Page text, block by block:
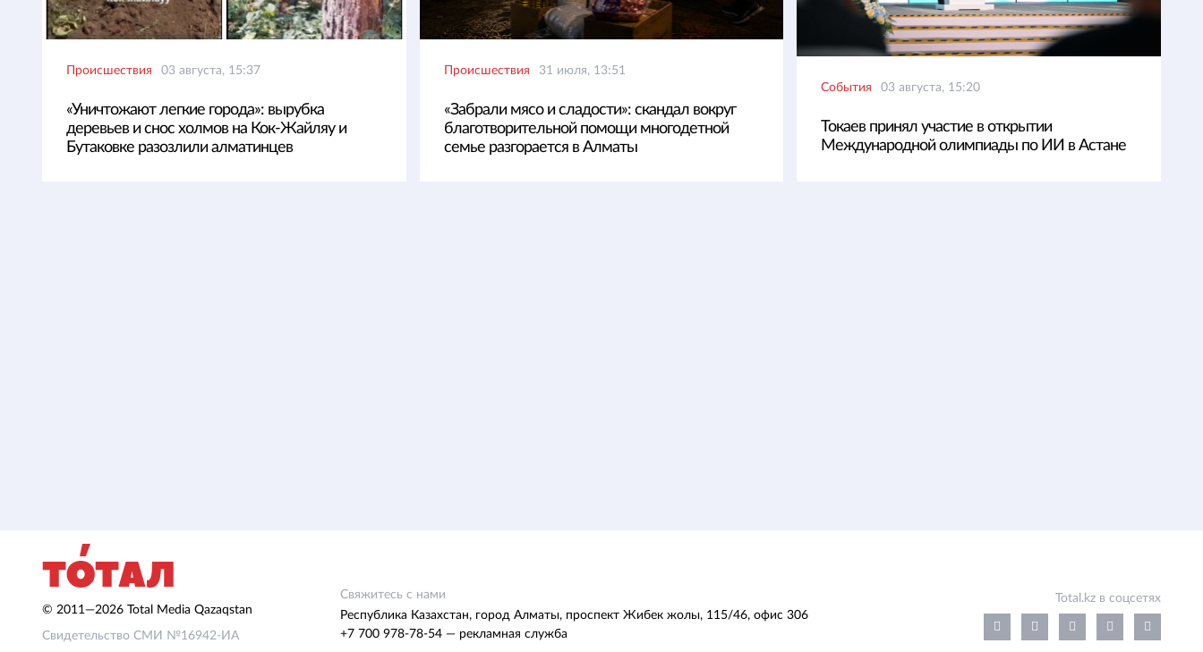
Происшествия 03 августа, 15:37
«Уничтожают легкие города»: вырубка
деревьев и снос холмов на Кок-Жайляу и
Бутаковке разозлили алматинцев
Происшествия 31 июля, 13:51
«Забрали мясо и сладости»: скандал вокруг
благотворительной помощи многодетной
семье разгорается в Алматы
События 03 августа, 15:20
Токаев принял участие в открытии
Международной олимпиады по ИИ в Астане
© 2011—2026 Total Media Qazaqstan
Свидетельство СМИ №16942-ИА
Свяжитесь с нами
Республика Казахстан, город Алматы, проспект Жибек жолы, 115/46, офис 306
+7 700 978-78-54 — рекламная служба
Total.kz в соцсетях